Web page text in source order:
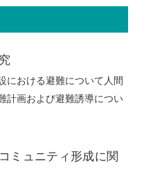
における避難について人間
計画および避難誘導につい
ミュニティ形成に関